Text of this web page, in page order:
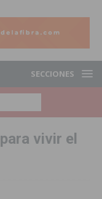
SECCIONES
vivir el